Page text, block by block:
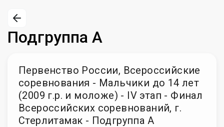
Подгруппа А
Первенство России, Всероссийские
соревнования - Мальчики до 14 лет
(2009 г.р. и моложе) - IV этап - Финал
Всероссийских соревнований, г.
Стерлитамак - Подгруппа А